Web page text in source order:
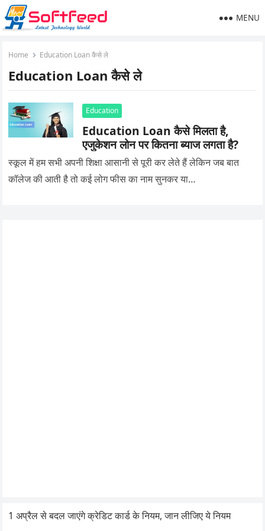
MENU
Home Education Loan कैसे ले
Education Loan कैसे ले
Education
Education Loan कैसे मिलता है,
एजुकेशन लोन पर कितना ब्याज लगता है?
स्कूल में हम सभी अपनी शिक्षा आसानी से पूरी कर लेते हैं लेकिन जब बात
कॉलेज की आती है तो कई लोग फीस का नाम सुनकर या…
1 अप्रैल से बदल जाएंगे क्रेडिट कार्ड के नियम, जान लीजिए ये नियम